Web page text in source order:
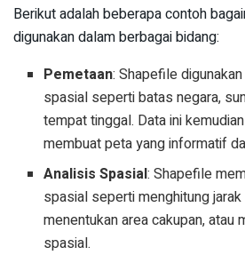
Berikut adalah beberapa contoh
digunakan dalam berbagai bidang:
Pemetaan: Shapefile
spasial seperti batas negara,
tempat tinggal. Data ini
membuat peta yang informatif
Analisis Spasial: Shapefile
spasial seperti menghitung jarak
menentukan area cakupan, atau
spasial.